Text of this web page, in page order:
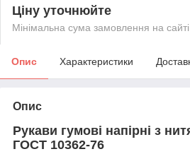
Ціну уточнюйте
Мінімальна сума замовлення на
Опис Характеристики
Опис
Рукави гумові напірні з
ГОСТ 10362-76